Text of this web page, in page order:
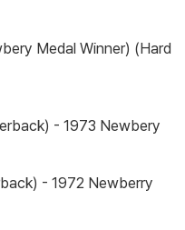
Medal Winner) (Hard
- 1973 Newbery
- 1972 Newberry